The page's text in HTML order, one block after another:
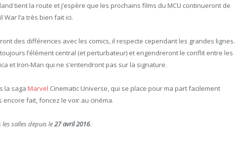
tient la route et j’espère que les prochains films du MCU continueront de
l’a très bien fait ici.
des différences avec les comics, il respecte cependant les grandes lignes.
l’élément central (et perturbateur) et engendreront le conflit entre les
et Iron-Man qui ne s’entendront pas sur la signature.
la saga Marvel Cinematic Universe, qui se place pour ma part facilement
encore fait, foncez le voir au cinéma.
salles depuis le27 avril 2016.